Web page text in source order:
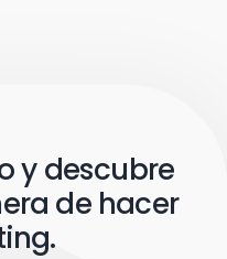
y descubre
de hacer